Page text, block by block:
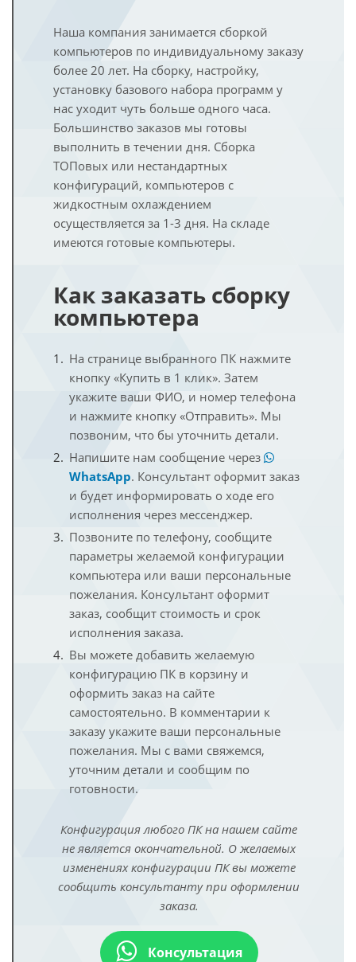
Наша компания занимается сборкой
компьютеров по индивидуальному заказу
более 20 лет. На сборку, настройку,
установку базового набора программ у
нас уходит чуть больше одного часа.
Большинство заказов мы готовы
выполнить в течении дня. Сборка
ТОПовых или нестандартных
конфигураций, компьютеров с
жидкостным охлаждением
осуществляется за 1-3 дня. На складе
имеются готовые компьютеры.
Как заказать сборку
компьютера
На странице выбранного ПК нажмите
кнопку «Купить в 1 клик». Затем
укажите ваши ФИО, и номер телефона
и нажмите кнопку «Отправить». Мы
позвоним, что бы уточнить детали.
Напишите нам сообщение через
WhatsApp. Консультант оформит заказ
и будет информировать о ходе его
исполнения через мессенджер.
Позвоните по телефону, сообщите
параметры желаемой конфигурации
компьютера или ваши персональные
пожелания. Консультант оформит
заказ, сообщит стоимость и срок
исполнения заказа.
Вы можете добавить желаемую
конфигурацию ПК в корзину и
оформить заказ на сайте
самостоятельно. В комментарии к
заказу укажите ваши персональные
пожелания. Мы с вами свяжемся,
уточним детали и сообщим по
готовности.
Конфигурация любого ПК на нашем сайте
не является окончательной. О желаемых
изменениях конфигурации ПК вы можете
сообщить консультанту при оформлении
заказа.
Консультация